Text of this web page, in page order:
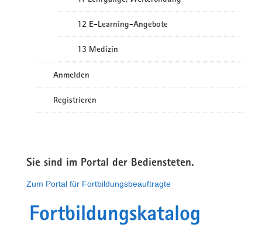
12 E-Learning-Angebote
13 Medizin
Anmelden
Registrieren
Sie sind im Portal der Bediensteten.
Zum Portal für Fortbildungsbeauftragte
Fortbildungskatalog